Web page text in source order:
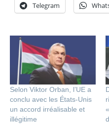
Telegram
Selon Viktor Orban, l’UE a
conclu avec les États-Unis
un accord irréalisable et
illégitime